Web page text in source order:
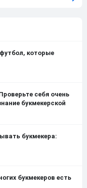
которые
себя очень
букмекерской
букмекера:
букмекеров есть